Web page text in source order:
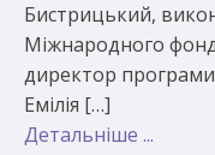
Бистрицький,
Міжнародного
директор
Емілія […]
Детальніше ...